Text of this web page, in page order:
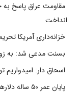
مقاومت عراق پاسخ به
انداخت
خزانه‌داری آمریکا
بسنت مدعی شد: به
اسحاق دار:
پایان عمر ۵۰ ساله دلارهای نفتی به دست ایران